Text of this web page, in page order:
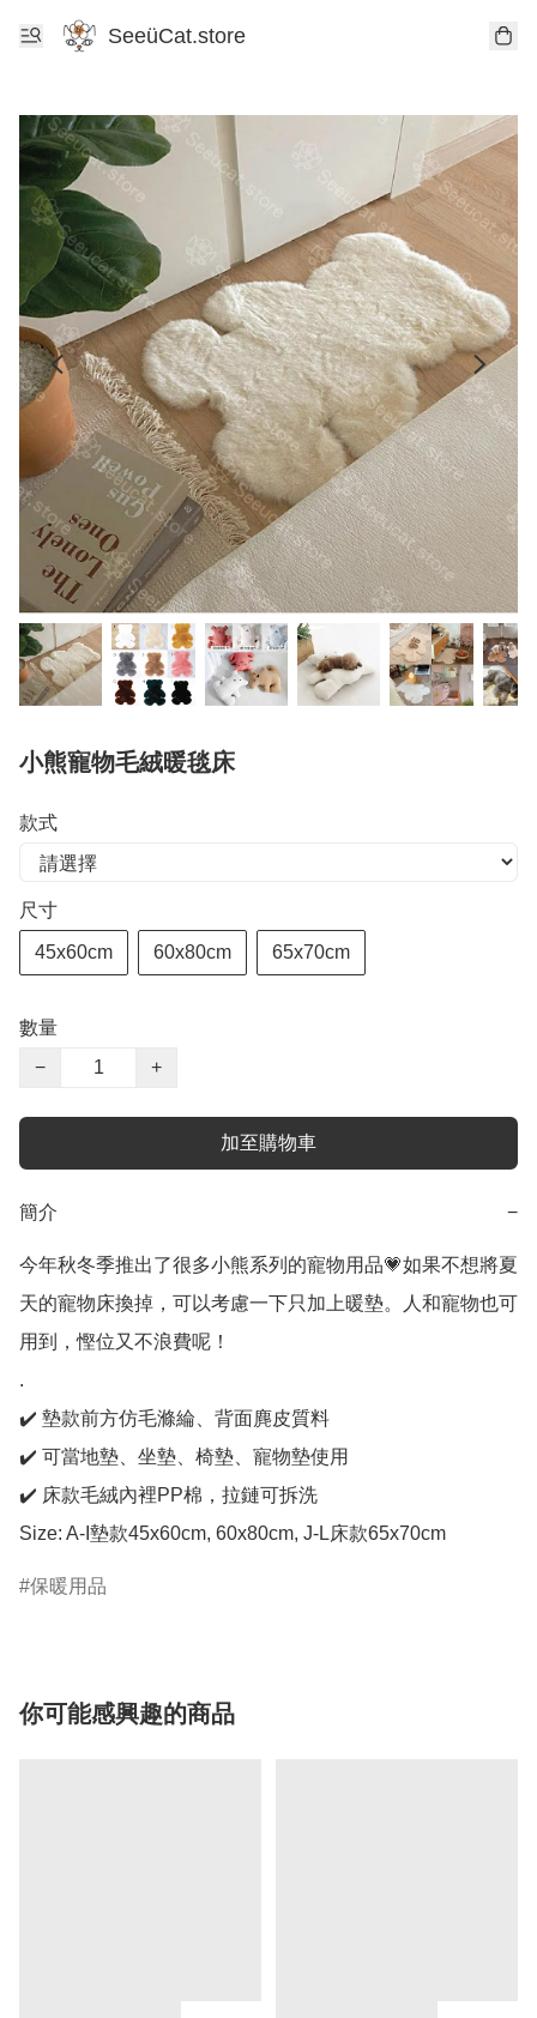
SeeüCat.store
小熊寵物毛絨暖毯床
款式
尺寸
45x60cm 60x80cm 65x70cm
數量
−
+
加至購物車
簡介 −
今年秋冬季推出了很多小熊系列的寵物用品💗如果不想將夏
天的寵物床換掉，可以考慮一下只加上暖墊。人和寵物也可
用到，慳位又不浪費呢！
.
✔️ 墊款前方仿毛滌綸、背面麂皮質料
✔️ 可當地墊、坐墊、椅墊、寵物墊使用
✔️ 床款毛絨內裡PP棉，拉鏈可拆洗
Size: A-I墊款45x60cm, 60x80cm, J-L床款65x70cm
保暖用品
你可能感興趣的商品